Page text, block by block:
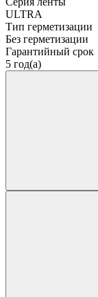
ULTRA
Тип герметизации
Без герметизации
Гарантийный срок
5 год(а)